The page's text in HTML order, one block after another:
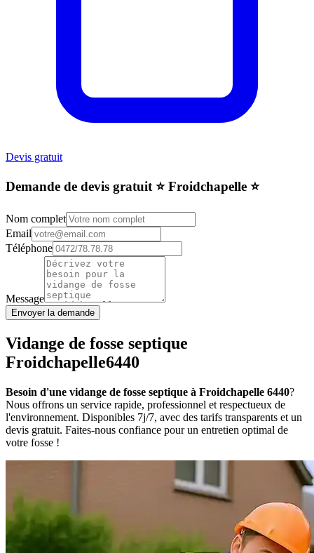
Devis gratuit
Demande de devis gratuit ⭐️ Froidchapelle ⭐️
Nom complet
Email
Téléphone
Message
Envoyer la demande
Vidange de fosse septique
Froidchapelle6440
Besoin d'une vidange de fosse septique à Froidchapelle 6440?
Nous offrons un service rapide, professionnel et respectueux de
l'environnement. Disponibles 7j/7, avec des tarifs transparents et un
devis gratuit. Faites-nous confiance pour un entretien optimal de
votre fosse !